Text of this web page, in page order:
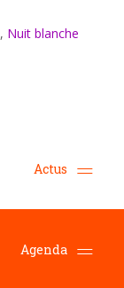
, Nuit blanche
Actus
Agenda